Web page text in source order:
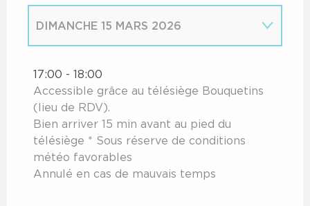
SAMEDI 7 MARS 2026
DIMANCHE 8 MARS 2026
DIMANCHE 15 MARS 2026
17:00 - 18:00
Accessible grâce au télésiège Bouquetins
(lieu de RDV).
Bien arriver 15 min avant au pied du
télésiège * Sous réserve de conditions
météo favorables
Annulé en cas de mauvais temps